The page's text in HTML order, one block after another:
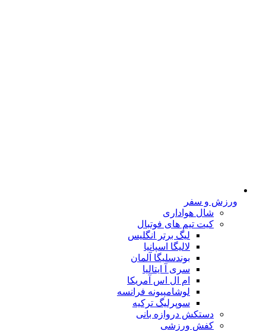
ورزش و سفر
شال هواداری
کیت تیم های فوتبال
لیگ برتر انگلیس
لالیگا اسپانیا
بوندسلیگا آلمان
سری آ ایتالیا
ام ال اس آمریکا
لوشامپیونه فرانسه
سوپرلیگ ترکیه
دستکش دروازه بانی
کفش ورزشی